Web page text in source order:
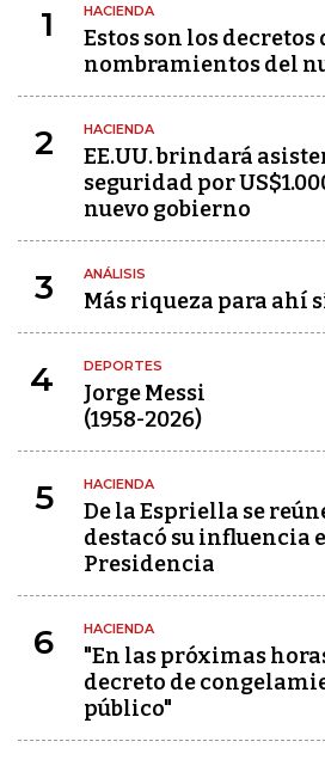
1 HACIENDA
Estos son los
nombramientos del
2 HACIENDA
EE.UU. brindará
seguridad por
nuevo gobierno
3 ANÁLISIS
Más riqueza para ahí
4 DEPORTES
Jorge Messi
(1958-2026)
5 HACIENDA
De la Espriella se
destacó su influencia
Presidencia
6 HACIENDA
"En las próximas
decreto de
público"